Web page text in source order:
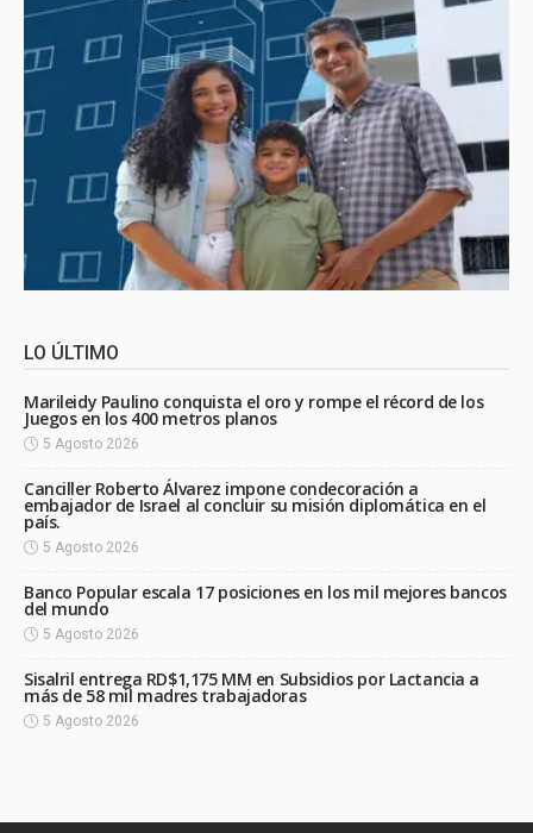
LO ÚLTIMO
Marileidy Paulino conquista el oro y rompe el récord de los
Juegos en los 400 metros planos
5 Agosto 2026
Canciller Roberto Álvarez impone condecoración a
embajador de Israel al concluir su misión diplomática en el
país.
5 Agosto 2026
Banco Popular escala 17 posiciones en los mil mejores bancos
del mundo
5 Agosto 2026
Sisalril entrega RD$1,175 MM en Subsidios por Lactancia a
más de 58 mil madres trabajadoras
5 Agosto 2026